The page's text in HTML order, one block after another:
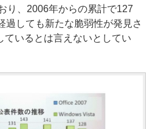
り、2006年からの累計で127
過しても新たな脆弱性が発見さ
ているとは言えないとしてい